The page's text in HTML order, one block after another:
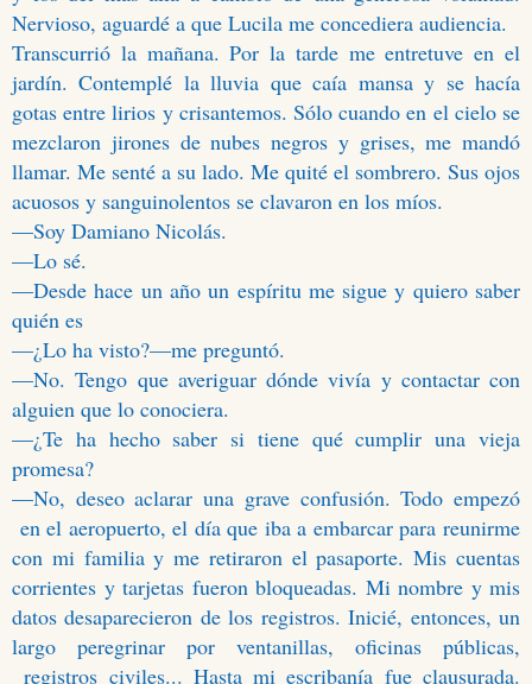
Nervioso, aguardé a que Lucila me concediera audiencia.
Transcurrió la mañana. Por la tarde me entretuve en el
jardín. Contemplé la lluvia que caía mansa y se hacía
gotas entre lirios y crisantemos. Sólo cuando en el cielo se
mezclaron jirones de nubes negros y grises, me mandó
llamar. Me senté a su lado. Me quité el sombrero. Sus ojos
acuosos y sanguinolentos se clavaron en los míos.
—Soy Damiano Nicolás.
—Lo sé.
—Desde hace un año un espíritu me sigue y quiero saber
quién es
—¿Lo ha visto?—me preguntó.
—No. Tengo que averiguar dónde vivía y contactar con
alguien que lo conociera.
—¿Te ha hecho saber si tiene qué cumplir una vieja
promesa?
—No, deseo aclarar una grave confusión. Todo empezó
en el aeropuerto, el día que iba a embarcar para reunirme
con mi familia y me retiraron el pasaporte. Mis cuentas
corrientes y tarjetas fueron bloqueadas. Mi nombre y mis
datos desaparecieron de los registros. Inicié, entonces, un
largo peregrinar por ventanillas, oficinas públicas,
registros civiles... Hasta mi escribanía fue clausurada.